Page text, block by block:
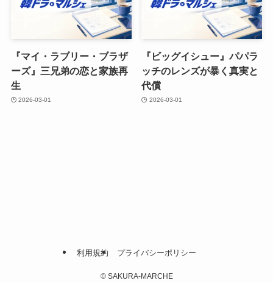
『マイ・ラブリー・ブラザ
ーズ』三兄弟の恋と家族再
生
2026-03-01
『ビッグイシュー』パパラ
ッチのレンズが暴く真実と
代償
2026-03-01
利用規約 プライバシーポリシー
©SAKURA-MARCHE